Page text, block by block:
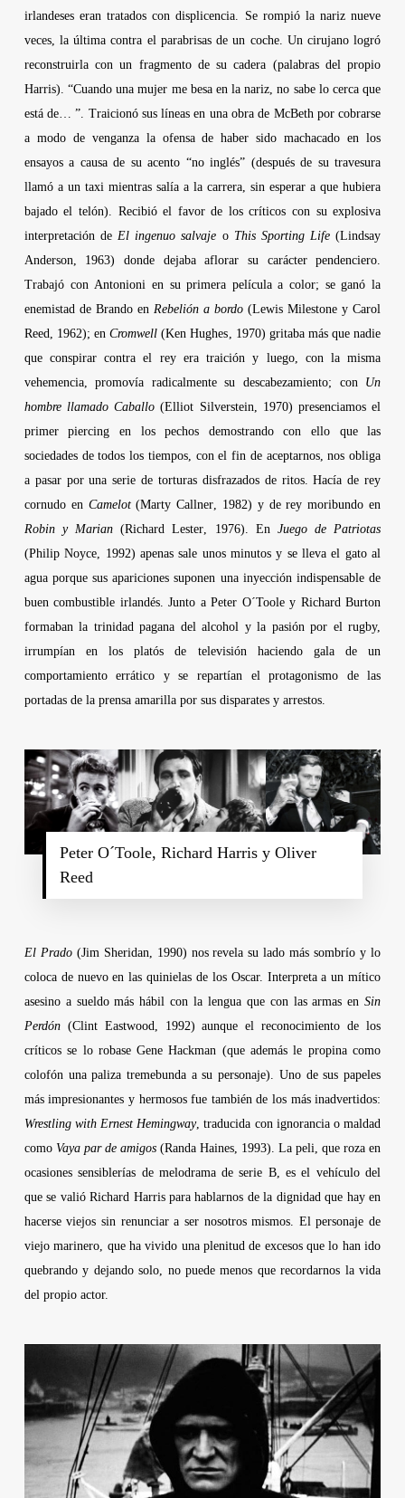
irlandeses eran tratados con displicencia. Se rompió la nariz nueve
veces, la última contra el parabrisas de un coche. Un cirujano logró
reconstruirla con un fragmento de su cadera (palabras del propio
Harris). “Cuando una mujer me besa en la nariz, no sabe lo cerca que
está de… ”. Traicionó sus líneas en una obra de McBeth por cobrarse
a modo de venganza la ofensa de haber sido machacado en los
ensayos a causa de su acento “no inglés” (después de su travesura
llamó a un taxi mientras salía a la carrera, sin esperar a que hubiera
bajado el telón). Recibió el favor de los críticos con su explosiva
interpretación deEl ingenuo salvaje o This Sporting Life (Lindsay
Anderson, 1963) donde dejaba aflorar su carácter pendenciero.
Trabajó conAntonioni en su primera película a color; se ganó la
enemistad de Brandoen Rebelión a bordo (Lewis Milestone yCarol
Reed, 1962); enCromwell (Ken Hughes, 1970) gritaba más que nadie
que conspirar contra el rey era traición y luego, con la misma
vehemencia, promovía radicalmente su descabezamiento; con Un
hombre llamado Caballo(Elliot Silverstein, 1970) presenciamos el
primer piercing en los pechos demostrando con ello que las
sociedades de todos los tiempos, con el fin de aceptarnos, nos obliga
a pasar por una serie de torturas disfrazados de ritos. Hacía de rey
cornudo en Camelot(Marty Callner, 1982) y de rey moribundo en
Robin y Marian (Richard Lester, 1976). En Juego de Patriotas
(Philip Noyce, 1992) apenas sale unos minutos y se lleva el gato al
agua porque sus apariciones suponen una inyección indispensable de
buen combustible irlandés. Junto aPeter O´Tooley Richard Burton
formaban la trinidad pagana del alcohol y la pasión por el rugby,
irrumpían en los platós de televisión haciendo gala de un
comportamiento errático y se repartían el protagonismo de las
portadas de la prensa amarilla por sus disparates y arrestos.
Peter O´Toole, Richard Harris y Oliver
Reed
El Prado(Jim Sheridan , 1990) nos revela su lado más sombrío y lo
coloca de nuevo en las quinielas de los Oscar. Interpreta a un mítico
asesino a sueldo más hábil con la lengua que con las armas enSin
Perdón(Clint Eastwood
, 1992) aunque el reconocimiento de los
críticos se lo robaseGene Hackman (que además le propina como
colofón una paliza tremebunda a su personaje). Uno de sus papeles
más impresionantes y hermosos fue también de los más inadvertidos:
Wrestling with Ernest Hemingway, traducida con ignorancia o maldad
como Vaya par de amigos(Randa Haines , 1993). La peli, que roza en
ocasiones sensiblerías de melodrama de serie B, es el vehículo del
que se valióRichard Harrispara hablarnos de la dignidad que hay en
hacerse viejos sin renunciar a ser nosotros mismos. El personaje de
viejo marinero, que ha vivido una plenitud de excesos que lo han ido
quebrando y dejando solo, no puede menos que recordarnos la vida
del propio actor.